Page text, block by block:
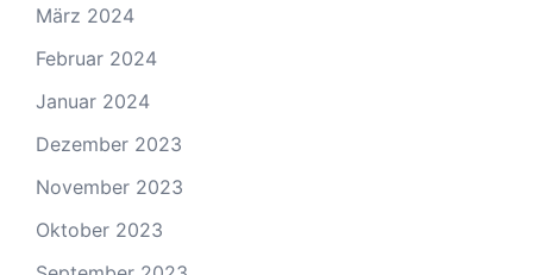
März 2024
Februar 2024
Januar 2024
Dezember 2023
November 2023
Oktober 2023